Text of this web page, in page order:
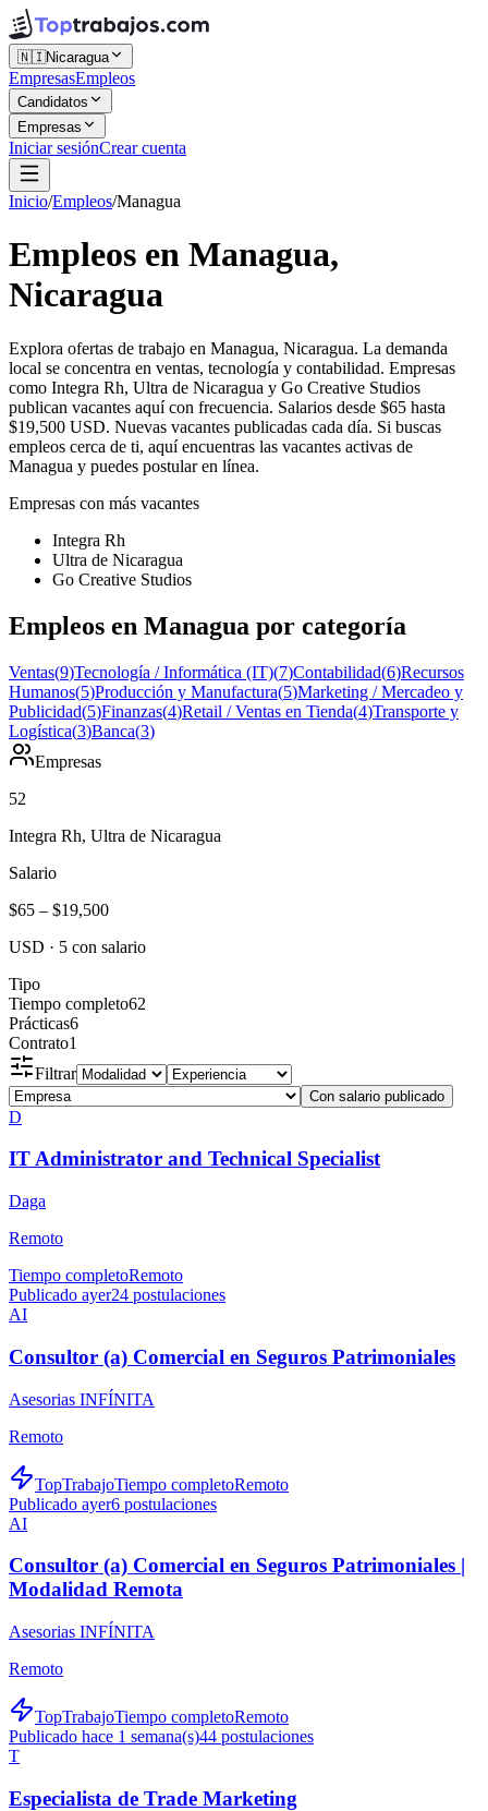
🇳🇮Nicaragua
EmpresasEmpleos
Candidatos
Empresas
Iniciar sesiónCrear cuenta
Inicio/Empleos/Managua
Empleos en Managua,
Nicaragua
Explora ofertas de trabajo en Managua, Nicaragua. La demanda
local se concentra en ventas, tecnología y contabilidad. Empresas
como Integra Rh, Ultra de Nicaragua y Go Creative Studios
publican vacantes aquí con frecuencia. Salarios desde $65 hasta
$19,500 USD. Nuevas vacantes publicadas cada día. Si buscas
empleos cerca de ti, aquí encuentras las vacantes activas de
Managua y puedes postular en línea.
Empresas con más vacantes
Integra Rh
Ultra de Nicaragua
Go Creative Studios
Empleos en Managua por categoría
Ventas(9)Tecnología / Informática (IT)(7)Contabilidad(6)Recursos
Humanos(5)Producción y Manufactura(5)Marketing / Mercadeo y
Publicidad(5)Finanzas(4)Retail / Ventas en Tienda(4)Transporte y
Logística(3)Banca(3)
Empresas
52
Integra Rh, Ultra de Nicaragua
Salario
$65 – $19,500
USD · 5 con salario
Tipo
Tiempo completo62
Prácticas6
Contrato1
Filtrar
Con salario publicado
D
IT Administrator and Technical Specialist
Daga
Remoto
Tiempo completoRemoto
Publicado ayer24 postulaciones
AI
Consultor (a) Comercial en Seguros Patrimoniales
Asesorias INFÍNITA
Remoto
TopTrabajoTiempo completoRemoto
Publicado ayer6 postulaciones
AI
Consultor (a) Comercial en Seguros Patrimoniales |
Modalidad Remota
Asesorias INFÍNITA
Remoto
TopTrabajoTiempo completoRemoto
Publicado hace 1 semana(s)44 postulaciones
T
Especialista de Trade Marketing